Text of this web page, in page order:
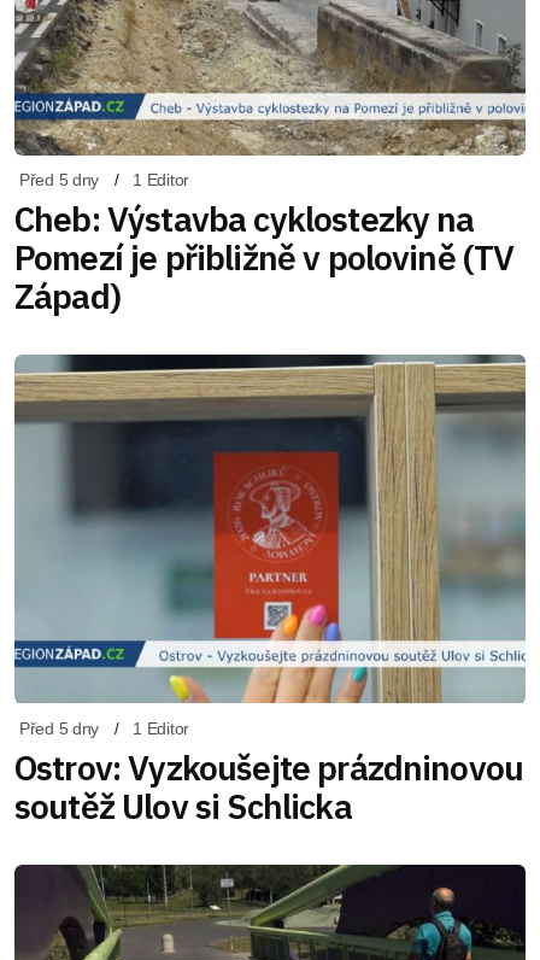
Před 5 dny 1 Editor
Cheb: Výstavba cyklostezky na
Pomezí je přibližně v polovině (TV
Západ)
Před 5 dny 1 Editor
Ostrov: Vyzkoušejte prázdninovou
soutěž Ulov si Schlicka